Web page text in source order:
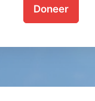
Doneer